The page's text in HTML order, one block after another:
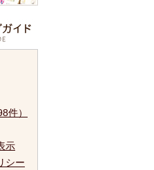
件）
示
シー